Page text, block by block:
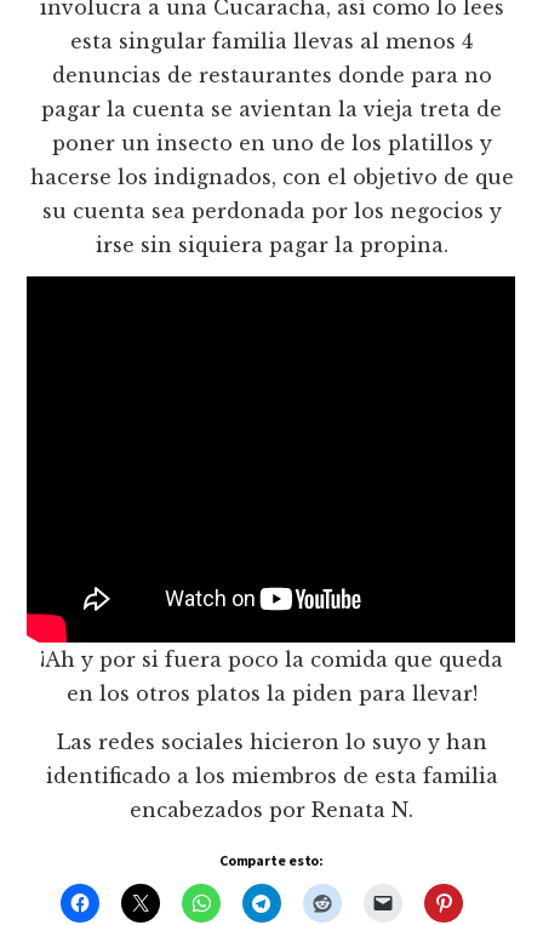
involucra a una Cucaracha, así como lo lees
esta singular familia llevas al menos 4
denuncias de restaurantes donde para no
pagar la cuenta se avientan la vieja treta de
poner un insecto en uno de los platillos y
hacerse los indignados, con el objetivo de que
su cuenta sea perdonada por los negocios y
irse sin siquiera pagar la propina.
¡Ah y por si fuera poco la comida que queda
en los otros platos la piden para llevar!
Las redes sociales hicieron lo suyo y han
identificado a los miembros de esta familia
encabezados por Renata N.
Comparte esto: